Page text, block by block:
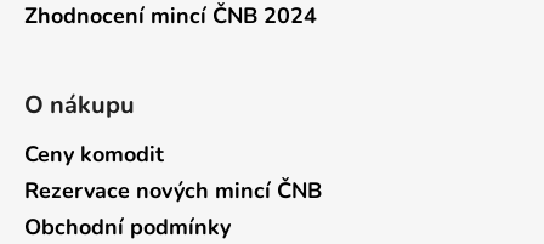
Zhodnocení mincí ČNB 2024
O nákupu
Ceny komodit
Rezervace nových mincí ČNB
Obchodní podmínky